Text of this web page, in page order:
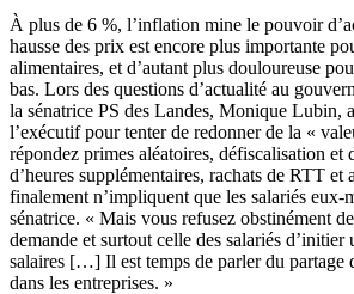
À plus de 6 %, l’inflation mine le pouvoir
hausse des prix est encore plus importante
alimentaires, et d’autant plus douloureuse
bas. Lors des questions d’actualité au
la sénatrice PS des Landes, Monique Lubin,
l’exécutif pour tenter de redonner de la «
répondez primes aléatoires, défiscalisation et
d’heures supplémentaires, rachats de RTT et
finalement n’impliquent que les salariés eux-
sénatrice. « Mais vous refusez obstinément
demande et surtout celle des salariés d’initier
salaires […] Il est temps de parler du partage
dans les entreprises. »